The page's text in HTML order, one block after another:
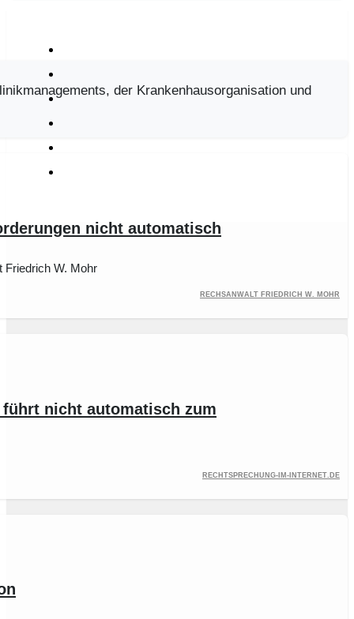
der Krankenhausorganisation und
nicht automatisch
Friedrich W. Mohr
Rechsanwalt Friedrich W. Mohr
nicht automatisch zum
rechtsprechung-im-internet.de